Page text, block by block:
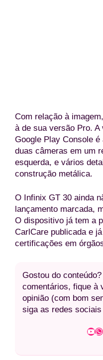
Com relação à
à de sua versão Pro.
Google Play Console
duas câmeras em um
esquerda, e vários
construção metálica.
O Infinix GT 30 ainda
lançamento marcada,
O dispositivo já tem a
CarlCare publicada e
certificações em
Gostou do
comentários, fique à
opinião (com bom
siga as redes sociais
Youtube WhatsApp